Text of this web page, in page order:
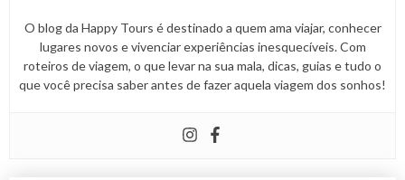
O blog da Happy Tours é destinado a quem ama viajar, conhecer
lugares novos e vivenciar experiências inesquecíveis. Com
roteiros de viagem, o que levar na sua mala, dicas, guias e tudo o
que você precisa saber antes de fazer aquela viagem dos sonhos!